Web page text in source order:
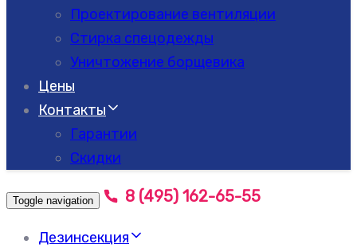
Проектирование вентиляции
Стирка спецодежды
Уничтожение борщевика
Цены
Контакты
Гарантии
Скидки
Toggle navigation 8 (495) 162-65-55
Дезинсекция